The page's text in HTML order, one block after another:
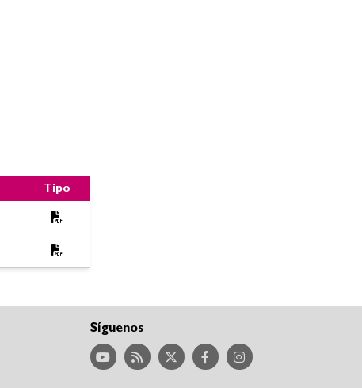
Tipo
Síguenos